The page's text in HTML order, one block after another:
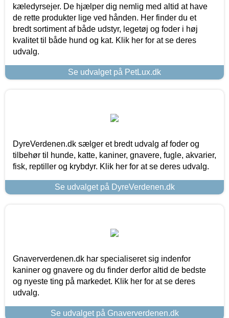
kæledyrsejer. De hjælper dig nemlig med altid at have
de rette produkter lige ved hånden. Her finder du et
bredt sortiment af både udstyr, legetøj og foder i høj
kvalitet til både hund og kat. Klik her for at se deres
udvalg.
Se udvalget på PetLux.dk
DyreVerdenen.dk sælger et bredt udvalg af foder og
tilbehør til hunde, katte, kaniner, gnavere, fugle, akvarier,
fisk, reptiller og krybdyr. Klik her for at se deres udvalg.
Se udvalget på DyreVerdenen.dk
Gnaververdenen.dk har specialiseret sig indenfor
kaniner og gnavere og du finder derfor altid de bedste
og nyeste ting på markedet. Klik her for at se deres
udvalg.
Se udvalget på Gnaververdenen.dk